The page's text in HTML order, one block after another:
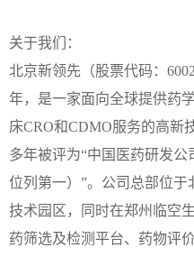
关于我们：
北京新领先（股票代码：
年，是一家面向全球提供药
床CRO和CDMO服务的高新
多年被评为“中国医药研发公
位列第一）”。公司总部位于
技术园区，同时在郑州临空
药筛选及检测平台、药物评